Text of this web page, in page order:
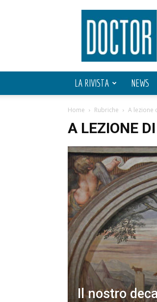
Doctor
OS
LA RIVISTA NEWS
Home Rubriche A lezione
A LEZIONE
Il nostro